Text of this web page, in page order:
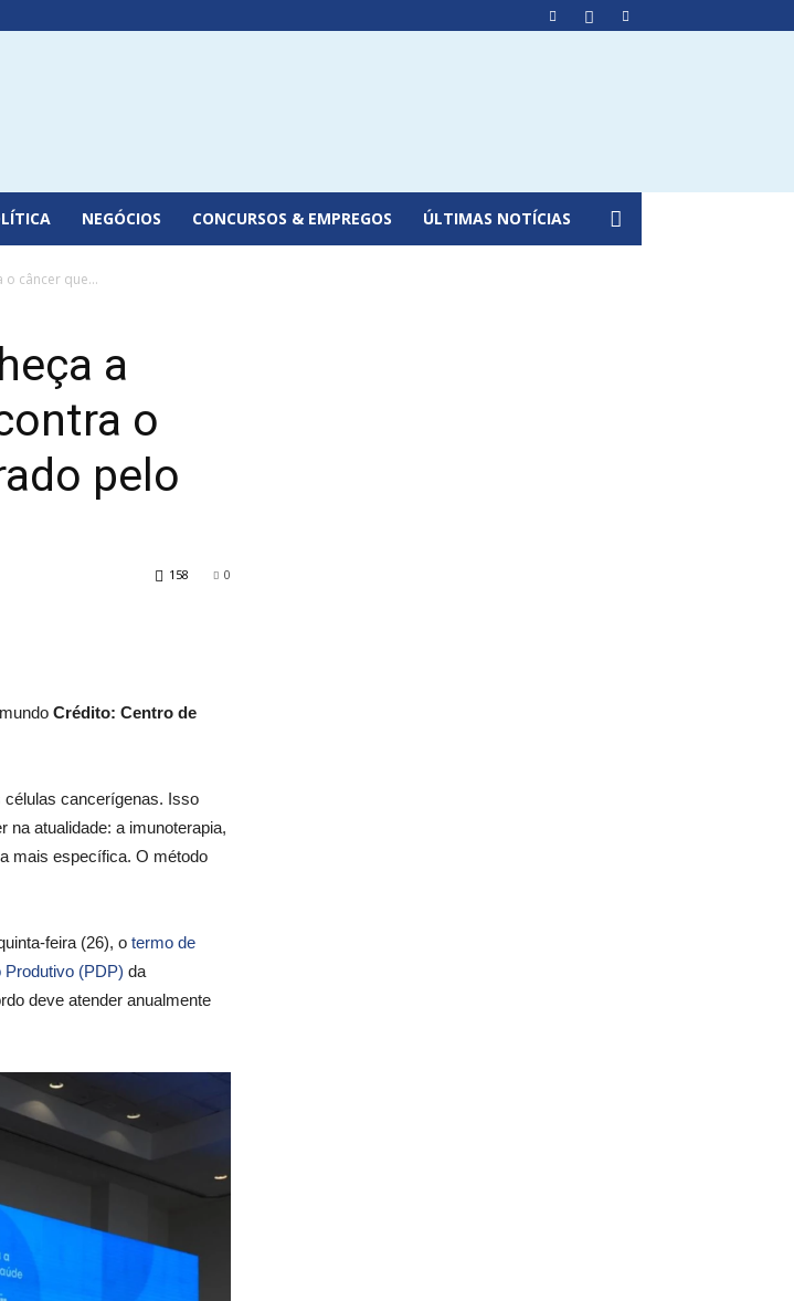
NEGÓCIOS CONCURSOS & EMPREGOS ÚLTIMAS NOTÍCIAS
câncer que...
a
o
pelo
0
158
Crédito: Centro de
células cancerígenas. Isso
atualidade: a imunoterapia,
mais específica. O método
feira (26), o termo de
(PDP) da
deve atender anualmente